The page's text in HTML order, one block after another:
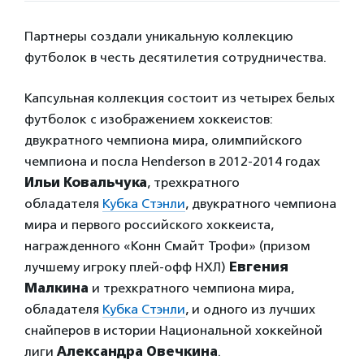
Партнеры создали уникальную коллекцию
футболок в честь десятилетия сотрудничества.
Капсульная коллекция состоит из четырех белых
футболок с изображением хоккеистов:
двукратного чемпиона мира, олимпийского
чемпиона и посла Henderson в 2012-2014 годах
Ильи Ковальчука, трехкратного
обладателя Кубка Стэнли, двукратного чемпиона
мира и первого российского хоккеиста,
награжденного «Конн Смайт Трофи» (призом
лучшему игроку плей-офф НХЛ) Евгения
Малкина и трехкратного чемпиона мира,
обладателя Кубка Стэнли, и одного из лучших
снайперов в истории Национальной хоккейной
лиги Александра Овечкина.